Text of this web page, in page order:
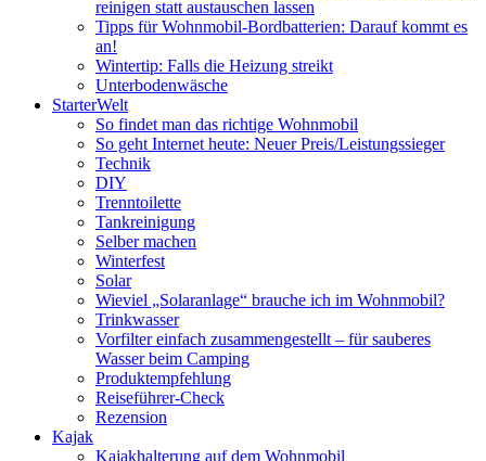
reinigen statt austauschen lassen
Tipps für Wohnmobil-Bordbatterien: Darauf kommt es
an!
Wintertip: Falls die Heizung streikt
Unterbodenwäsche
StarterWelt
So findet man das richtige Wohnmobil
So geht Internet heute: Neuer Preis/Leistungssieger
Technik
DIY
Trenntoilette
Tankreinigung
Selber machen
Winterfest
Solar
Wieviel „Solaranlage“ brauche ich im Wohnmobil?
Trinkwasser
Vorfilter einfach zusammengestellt – für sauberes
Wasser beim Camping
Produktempfehlung
Reiseführer-Check
Rezension
Kajak
Kajakhalterung auf dem Wohnmobil